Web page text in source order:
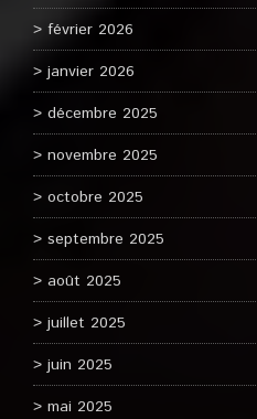
février 2026
janvier 2026
décembre 2025
novembre 2025
octobre 2025
septembre 2025
août 2025
juillet 2025
juin 2025
mai 2025